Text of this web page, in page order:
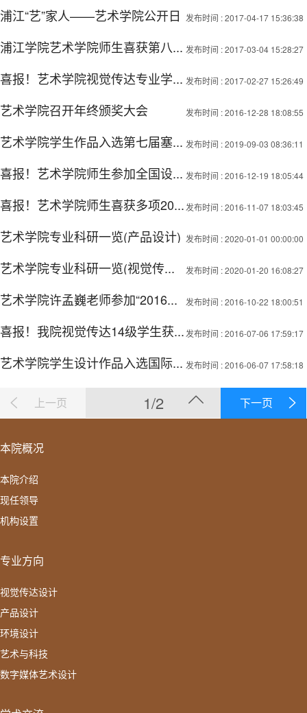
浦江“艺”家人——艺术学院公开日 发布时间 : 2017-04-17 15:36:38
浦江学院艺术学院师生喜获第八... 发布时间 : 2017-03-04 15:28:27
喜报！艺术学院视觉传达专业学... 发布时间 : 2017-02-27 15:26:49
艺术学院召开年终颁奖大会 发布时间 : 2016-12-28 18:08:55
艺术学院学生作品入选第七届塞... 发布时间 : 2019-09-03 08:36:11
喜报！艺术学院师生参加全国设... 发布时间 : 2016-12-19 18:05:44
喜报！艺术学院师生喜获多项20...发布时间 : 2016-11-07 18:03:45
艺术学院专业科研一览(产品设计) 发布时间 : 2020-01-01 00:00:00
艺术学院专业科研一览(视觉传... 发布时间 : 2020-01-20 16:08:27
艺术学院许孟巍老师参加“2016... 发布时间 : 2016-10-22 18:00:51
喜报！我院视觉传达14级学生获...发布时间 : 2016-07-06 17:59:17
艺术学院学生设计作品入选国际... 发布时间 : 2016-06-07 17:58:18
上一页 1/2 下一页
本院概况
本院介绍
现任领导
机构设置
专业方向
视觉传达设计
产品设计
环境设计
艺术与科技
数字媒体艺术设计